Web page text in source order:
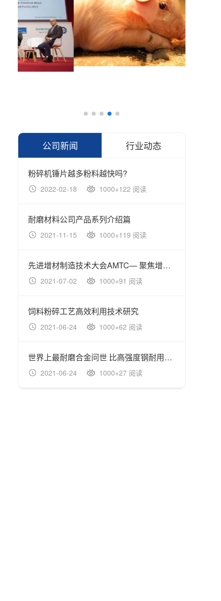
公司新闻 行业动态
粉碎机锤片越多粉料越快吗?
2022-02-18 1000+122 阅读
耐磨材料公司产品系列介绍篇
2021-11-15 1000+119 阅读
先进增材制造技术大会AMTC— 聚焦增材制造大未来！
2021-07-02 1000+91 阅读
饲料粉碎工艺高效利用技术研究
2021-06-24 1000+62 阅读
世界上最耐磨合金问世 比高强度钢耐用100倍
2021-06-24 1000+27 阅读